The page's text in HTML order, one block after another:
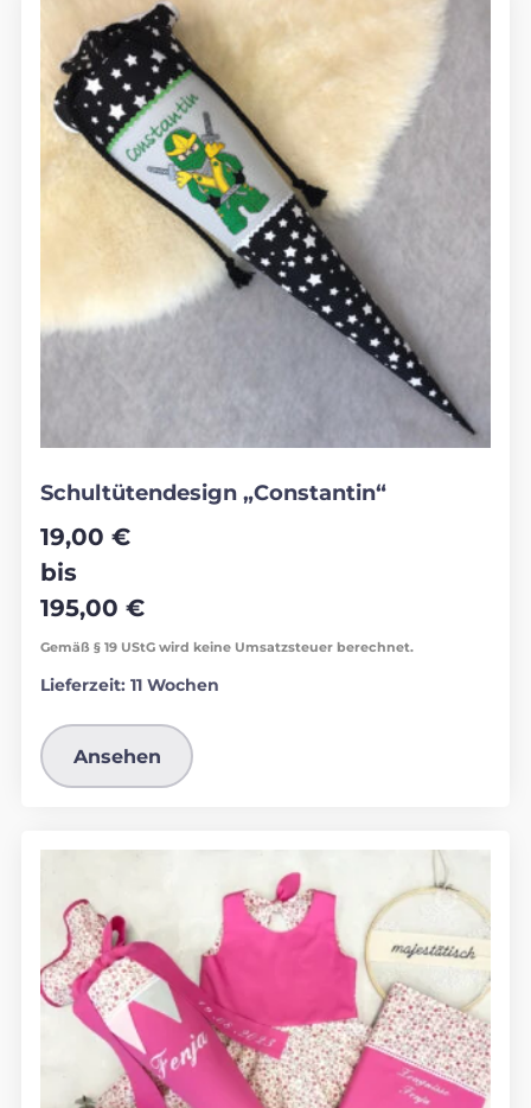
Schultütendesign „Constantin“
19,00 €
bis
195,00 €
Gemäß § 19 UStG wird keine Umsatzsteuer berechnet.
Lieferzeit: 11 Wochen
Ansehen